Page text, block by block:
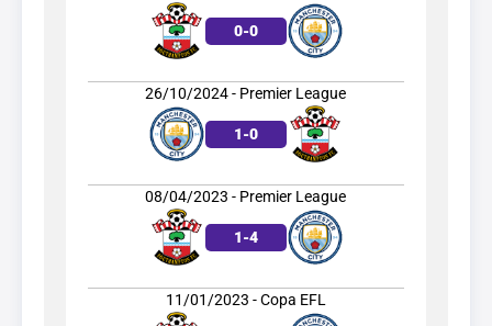
0-0
26/10/2024 - Premier League
1-0
08/04/2023 - Premier League
1-4
11/01/2023 - Copa EFL